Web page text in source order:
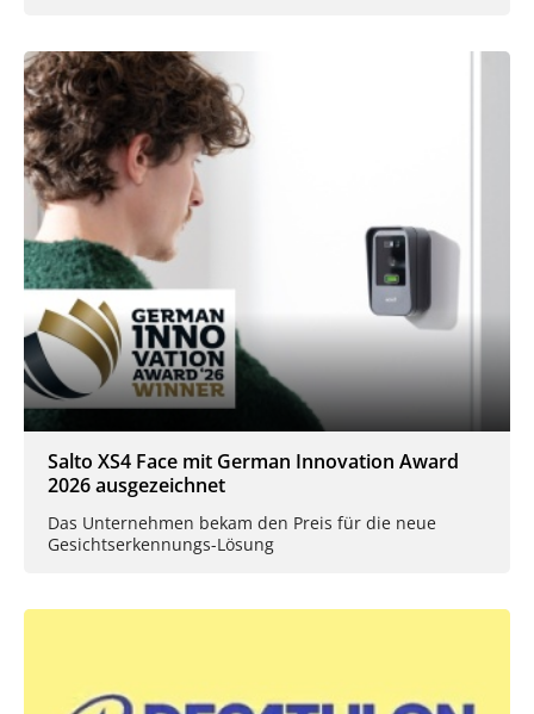
Salto XS4 Face mit German Innovation Award
2026 ausgezeichnet
Das Unternehmen bekam den Preis für die neue
Gesichtserkennungs-Lösung